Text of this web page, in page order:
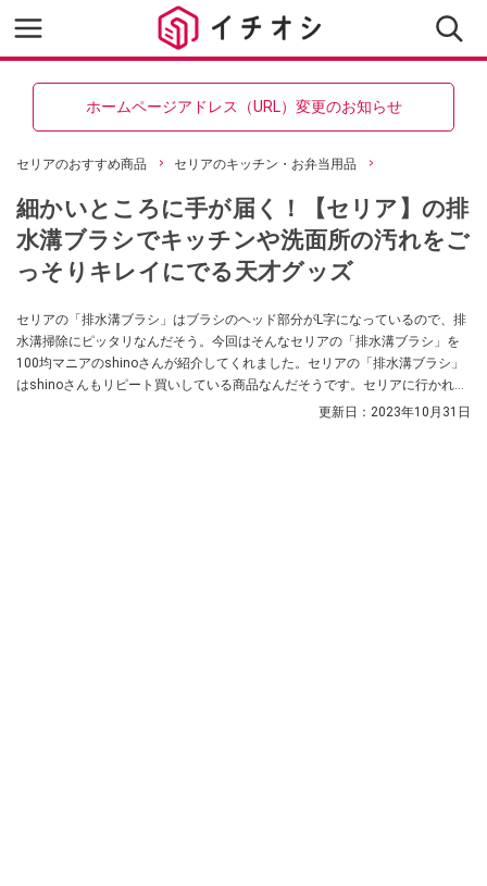
ホームページアドレス（URL）変更のお知らせ
セリアのおすすめ商品 セリアのキッチン・お弁当用品
細かいところに手が届く！【セリア】の排
水溝ブラシでキッチンや洗面所の汚れをご
っそりキレイにでる天才グッズ
セリアの「排水溝ブラシ」はブラシのヘッド部分がL字になっているので、排
水溝掃除にピッタリなんだそう。今回はそんなセリアの「排水溝ブラシ」を
100均マニアのshinoさんが紹介してくれました。セリアの「排水溝ブラシ」
はshinoさんもリピート買いしている商品なんだそうです。セリアに行かれた
更新日： 2023年10月31日